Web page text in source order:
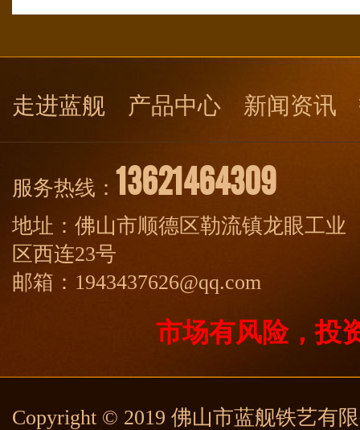
走进蓝舰 产品中心 新闻资讯
服务热线： 13621464309
地址：佛山市顺德区勒流镇龙眼工业
区西连23号
邮箱：1943437626@qq.com
市场有风险，投
Copyright © 2019 佛山市蓝舰铁艺有